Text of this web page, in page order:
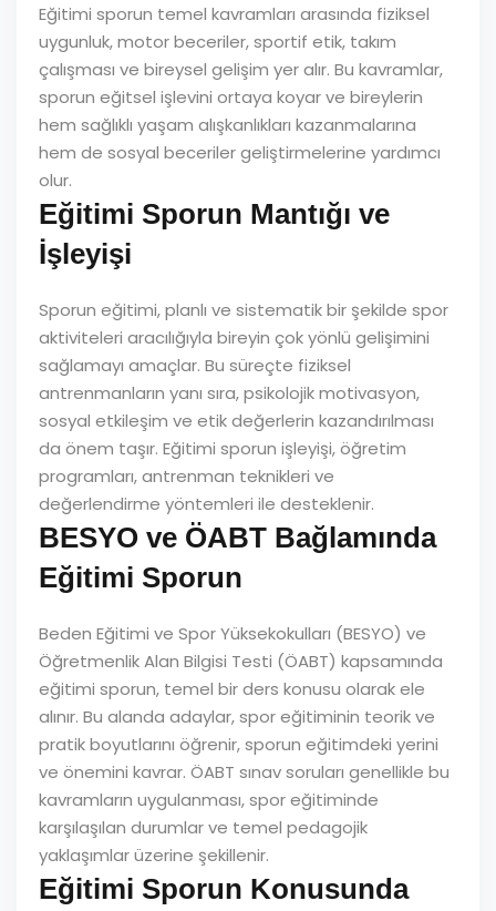
Eğitimi sporun temel kavramları arasında fiziksel
uygunluk, motor beceriler, sportif etik, takım
çalışması ve bireysel gelişim yer alır. Bu kavramlar,
sporun eğitsel işlevini ortaya koyar ve bireylerin
hem sağlıklı yaşam alışkanlıkları kazanmalarına
hem de sosyal beceriler geliştirmelerine yardımcı
olur.
Eğitimi Sporun Mantığı ve
İşleyişi
Sporun eğitimi, planlı ve sistematik bir şekilde spor
aktiviteleri aracılığıyla bireyin çok yönlü gelişimini
sağlamayı amaçlar. Bu süreçte fiziksel
antrenmanların yanı sıra, psikolojik motivasyon,
sosyal etkileşim ve etik değerlerin kazandırılması
da önem taşır. Eğitimi sporun işleyişi, öğretim
programları, antrenman teknikleri ve
değerlendirme yöntemleri ile desteklenir.
BESYO ve ÖABT Bağlamında
Eğitimi Sporun
Beden Eğitimi ve Spor Yüksekokulları (BESYO) ve
Öğretmenlik Alan Bilgisi Testi (ÖABT) kapsamında
eğitimi sporun, temel bir ders konusu olarak ele
alınır. Bu alanda adaylar, spor eğitiminin teorik ve
pratik boyutlarını öğrenir, sporun eğitimdeki yerini
ve önemini kavrar. ÖABT sınav soruları genellikle bu
kavramların uygulanması, spor eğitiminde
karşılaşılan durumlar ve temel pedagojik
yaklaşımlar üzerine şekillenir.
Eğitimi Sporun Konusunda